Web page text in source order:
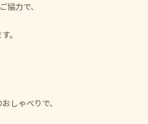
協力で、
。
しゃべりで、